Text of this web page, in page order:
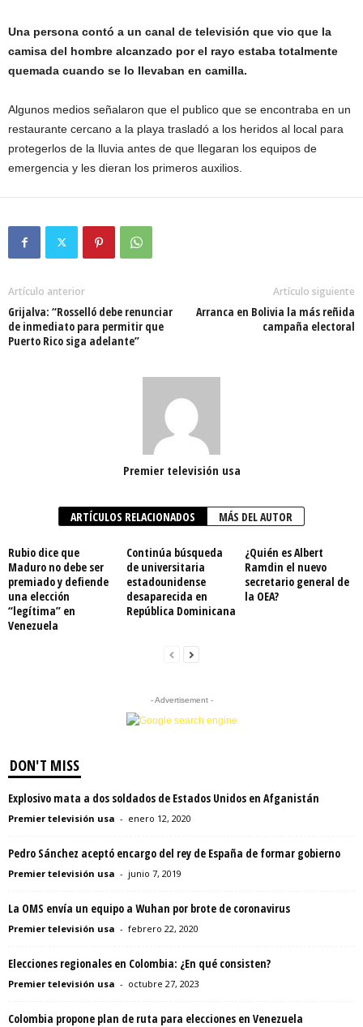
Una persona contó a un canal de televisión que vio que la
camisa del hombre alcanzado por el rayo estaba totalmente
quemada cuando se lo llevaban en camilla.
Algunos medios señalaron que el publico que se encontraba en un
restaurante cercano a la playa trasladó a los heridos al local para
protegerlos de la lluvia antes de que llegaran los equipos de
emergencia y les dieran los primeros auxilios.
Artículo anterior
Grijalva: “Rosselló debe renunciar
de inmediato para permitir que
Puerto Rico siga adelante”
Artículo siguiente
Arranca en Bolivia la más reñida
campaña electoral
Premier televisión usa
ARTÍCULOS RELACIONADOS MÁS DEL AUTOR
Rubio dice que
Maduro no debe ser
premiado y defiende
una elección
“legítima” en
Venezuela
Continúa búsqueda
de universitaria
estadounidense
desaparecida en
República Dominicana
¿Quién es Albert
Ramdin el nuevo
secretario general de
la OEA?
- Advertisement -
DON'T MISS
Explosivo mata a dos soldados de Estados Unidos en Afganistán
Premier televisión usa - enero 12, 2020
Pedro Sánchez aceptó encargo del rey de España de formar gobierno
Premier televisión usa - junio 7, 2019
La OMS envía un equipo a Wuhan por brote de coronavirus
Premier televisión usa - febrero 22, 2020
Elecciones regionales en Colombia: ¿En qué consisten?
Premier televisión usa - octubre 27, 2023
Colombia propone plan de ruta para elecciones en Venezuela